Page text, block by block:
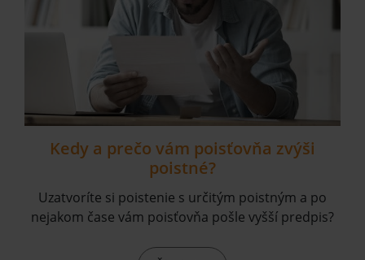
Kedy a prečo vám poisťovňa zvýši
poistné?
Uzatvoríte si poistenie s určitým poistným a po
nejakom čase vám poisťovňa pošle vyšší predpis?